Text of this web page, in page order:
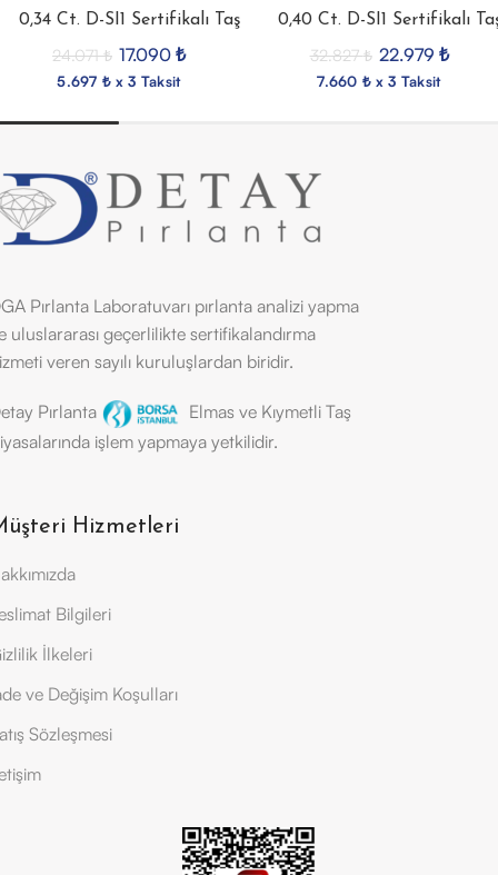
0,34 Ct. D-SI1 Sertifikalı Taş
24.071₺ 17.090 ₺
5.697 ₺ x 3 Taksit
0,40 Ct. D-SI1 Sertifikalı
32.827₺ 22.979 ₺
7.660 ₺ x 3 Taksit
Pırlanta Laboratuvarı pırlanta analizi yapma
uluslararası geçerlilikte sertifikalandırma
veren sayılı kuruluşlardan biridir.
Pırlanta
Elmas ve Kıymetli Taş
işlem yapmaya yetkilidir.
Hizmetleri
Bilgileri
İlkeleri
ve Değişim Koşulları
Sözleşmesi